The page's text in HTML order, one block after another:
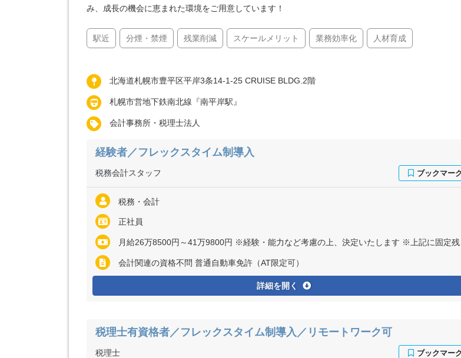
み、成長の機会に恵まれた環境をご用意しています！
駅近 分煙・禁煙 残業削減 スケールメリット 業務効率化 人材育成
北海道札幌市豊平区平岸3条14-1-25 CRUISE BLDG.2階
札幌市営地下鉄南北線『南平岸駅』
会計事務所・税理士法人
経験者／フレックスタイム制導入
税務会計スタッフ
税務・会計
正社員
月給26万8500円～41万9800円 ※経験・能力など考慮の上、決定いたします ※上記に固定残業代（月35時間分＝5万8208円～9万1008円）を含む ※超過分は別途全額支給
会計関連の資格不問 普通自動車免許（AT限定可）
詳細を開く
税理士有資格者／フレックスタイム制導入／リモートワーク可
税理士